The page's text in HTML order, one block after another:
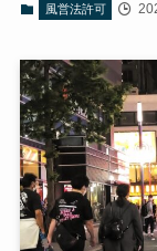
風営法許可